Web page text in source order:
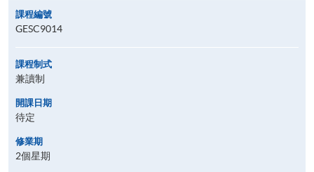
課程編號
GESC9014
課程制式
兼讀制
開課日期
待定
修業期
2個星期